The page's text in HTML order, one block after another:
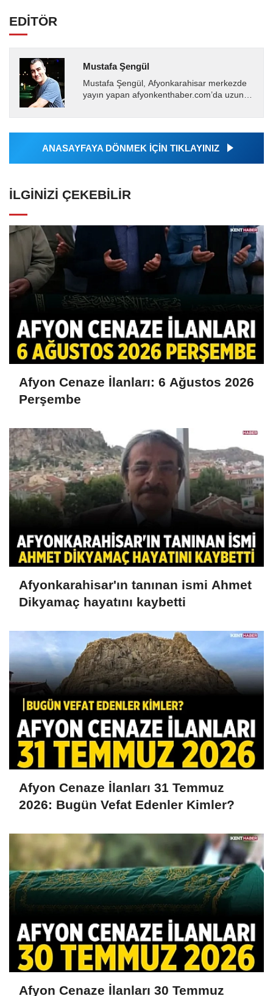
EDİTÖR
Mustafa Şengül
Mustafa Şengül, Afyonkarahisar merkezde
yayın yapan afyonkenthaber.com’da uzun
almakta, haber akışı...
ANASAYFAYA DÖNMEK İÇİN TIKLAYINIZ
İLGINIZI ÇEKEBILIR
Afyon Cenaze İlanları: 6 Ağustos 2026
Perşembe
Afyonkarahisar'ın tanınan ismi Ahmet
Dikyamaç hayatını kaybetti
Afyon Cenaze İlanları 31 Temmuz
2026: Bugün Vefat Edenler Kimler?
Afyon Cenaze İlanları 30 Temmuz